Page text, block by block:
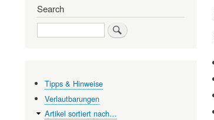
Search
Search
Tipps & Hinweise
Verlautbarungen
Artikel sortiert nach…